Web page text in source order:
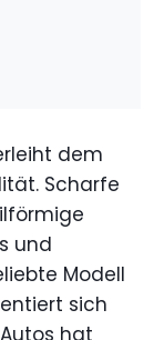
dem
Scharfe
und
Modell
sich
hat